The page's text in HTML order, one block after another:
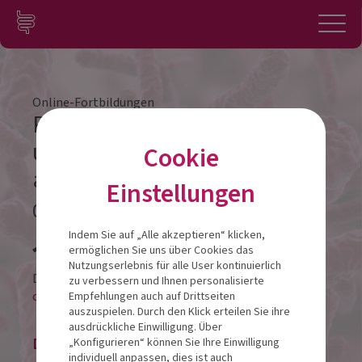
Zum Inhalt springen
Konto
Online-Fortbildungen
Probiotische Unterstützung
und gesunder Lebensstil für
alle jung Gebliebenen Ü50
07.04.2025
Diese Veranstaltung findet als
online-LIVESTREAM statt.
Die Veranstaltung ist beendet.
Cookie
Einstellungen
Indem Sie auf „Alle akzeptieren“ klicken,
ermöglichen Sie uns über Cookies das
Nutzungserlebnis für alle User kontinuierlich
zu verbessern und Ihnen personalisierte
Empfehlungen auch auf Drittseiten
auszuspielen. Durch den Klick erteilen Sie ihre
ausdrückliche Einwilligung. Über
„Konfigurieren“ können Sie Ihre Einwilligung
individuell anpassen, dies ist auch